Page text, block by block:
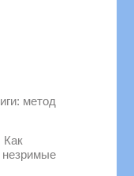
метод
Как
незримые